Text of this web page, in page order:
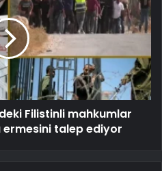
Filistinli mahkumlar
ermesini talep ediyor